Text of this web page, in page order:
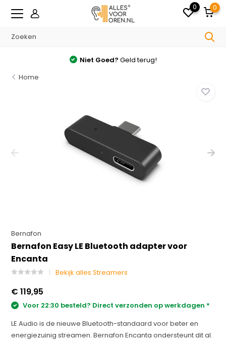
0 0
Niet Goed? Geld terug!
Home
Bernafon
Bernafon Easy LE Bluetooth adapter voor
Encanta
Bekijk alles Streamers
€ 119,95
Voor 22:30 besteld? Direct verzonden op werkdagen *
LE Audio is de nieuwe Bluetooth-standaard voor beter en
energiezuinig streamen. Bernafon Encanta ondersteunt dit al.